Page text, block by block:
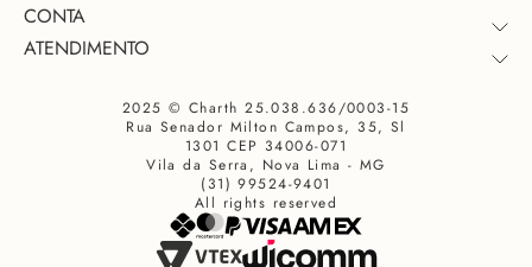
QUEM SOMOS
COLEÇÃO
SEJA UM LOJISTA
TROCA E DEVOLUÇÃO
PRIVACIDADE
CONTA
TROCAR OU DEVOLVER
CONSULTE SUA ENTREGA
COMUNIDADE CHARTH INSIDERS
ATENDIMENTO
FALE CONOSCO
PERSONAL SHOPPER
DÚVIDAS FREQUENTES
TRABALHE CONOSCO
2025 © Charth 25.038.636/0003-15
Rua Senador Milton Campos, 35, Sl
1301 CEP 34006-071
Vila da Serra, Nova Lima - MG
(31) 99524-9401
All rights reserved